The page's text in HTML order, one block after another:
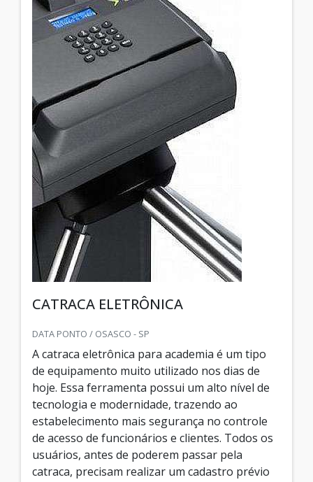
CATRACA ELETRÔNICA
DATA PONTO / OSASCO - SP
A catraca eletrônica para academia é um tipo
de equipamento muito utilizado nos dias de
hoje. Essa ferramenta possui um alto nível de
tecnologia e modernidade, trazendo ao
estabelecimento mais segurança no controle
de acesso de funcionários e clientes. Todos os
usuários, antes de poderem passar pela
catraca, precisam realizar um cadastro prévio